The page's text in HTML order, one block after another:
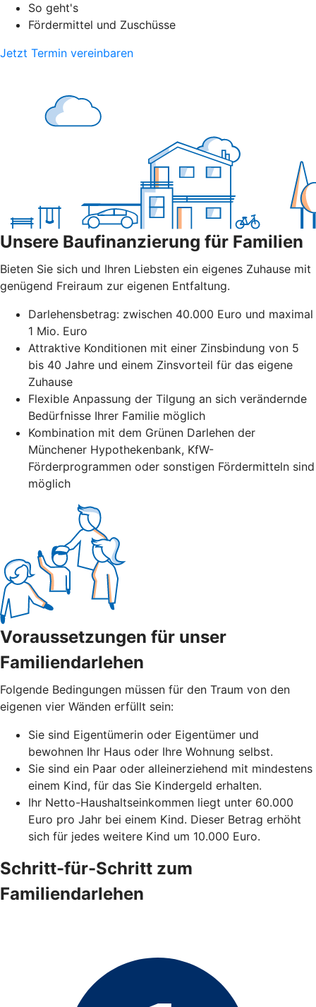
So geht's
Fördermittel und Zuschüsse
Jetzt Termin vereinbaren
Unsere Baufinanzierung für Familien
Bieten Sie sich und Ihren Liebsten ein eigenes Zuhause mit
genügend Freiraum zur eigenen Entfaltung.
Darlehensbetrag: zwischen 40.000 Euro und maximal
1 Mio. Euro
Attraktive Konditionen mit einer Zinsbindung von 5
bis 40 Jahre und einem Zinsvorteil für das eigene
Zuhause
Flexible Anpassung der Tilgung an sich verändernde
Bedürfnisse Ihrer Familie möglich
Kombination mit dem Grünen Darlehen der
Münchener Hypothekenbank, KfW-
Förderprogrammen oder sonstigen Fördermitteln sind
möglich
Voraussetzungen für unser
Familiendarlehen
Folgende Bedingungen müssen für den Traum von den
eigenen vier Wänden erfüllt sein:
Sie sind Eigentümerin oder Eigentümer und
bewohnen Ihr Haus oder Ihre Wohnung selbst.
Sie sind ein Paar oder alleinerziehend mit mindestens
einem Kind, für das Sie Kindergeld erhalten.
Ihr Netto-Haushaltseinkommen liegt unter 60.000
Euro pro Jahr bei einem Kind. Dieser Betrag erhöht
sich für jedes weitere Kind um 10.000 Euro.
Schritt-für-Schritt zum
Familiendarlehen